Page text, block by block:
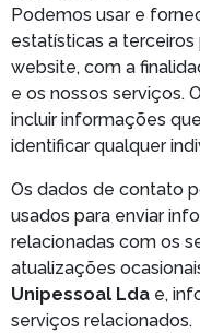
Podemos usar e
estatísticas a
website, com a
e os nossos serviços.
incluir informações
identificar qualquer
Os dados de contato
usados para enviar
relacionadas com os
atualizações
Unipessoal Lda e,
serviços relacionados.